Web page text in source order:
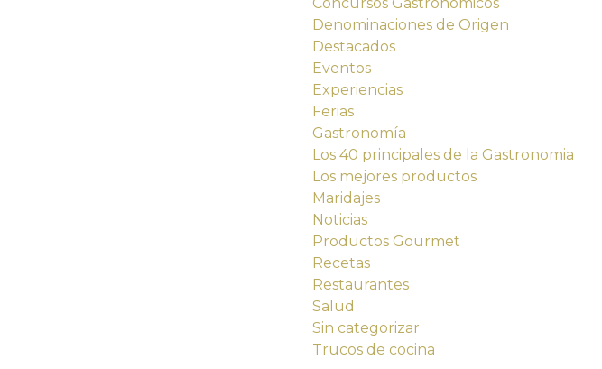
Denominaciones de Origen
Destacados
Eventos
Experiencias
Ferias
Gastronomía
Los 40 principales de la Gastronomia
Los mejores productos
Maridajes
Noticias
Productos Gourmet
Recetas
Restaurantes
Salud
Sin categorizar
Trucos de cocina